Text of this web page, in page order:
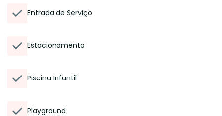
Entrada de Serviço
Estacionamento
Piscina Infantil
Playground